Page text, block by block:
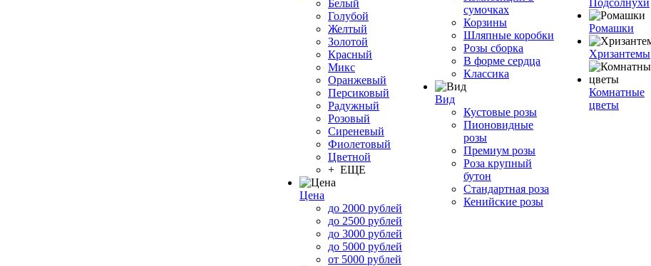
Белый
Голубой
Желтый
Золотой
Красный
Микс
Оранжевый
Персиковый
Радужный
Розовый
Сиреневый
Фиолетовый
Цветной
+ ЕЩЕ
Цена
до 2000 рублей
до 2500 рублей
до 3000 рублей
до 5000 рублей
от 5000 рублей
сумочках
Корзины
Шляпные коробки
Розы сборка
В форме сердца
Классика
Вид
Кустовые розы
Пионовидные
розы
Премиум розы
Роза крупный
бутон
Стандартная роза
Кенийские розы
Подсолнухи
Ромашки
Хризантемы
Комнатные
цветы